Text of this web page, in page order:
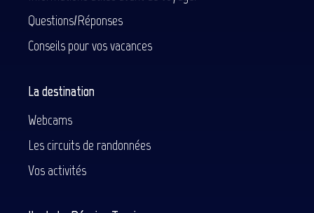
Questions/Réponses
Conseils pour vos vacances
La destination
Webcams
Les circuits de randonnées
Vos activités